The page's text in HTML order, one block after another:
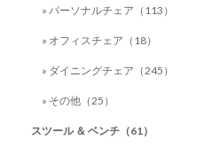
» パーソナルチェア（113）
» オフィスチェア（18）
» ダイニングチェア（245）
» その他（25）
スツール ＆ ベンチ（61）